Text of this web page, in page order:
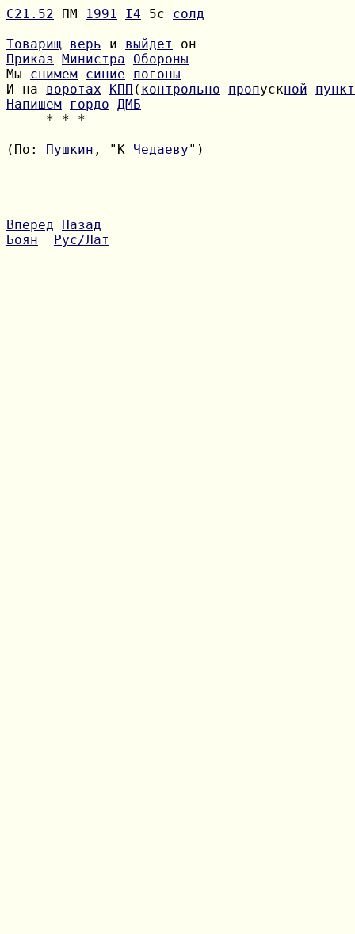
С21.52 ПМ 1991 I4 5с солд
Товарищ верь и выйдет
Приказ Министра
Обороны
Мы снимем синие
погоны
И на воротах КПП ( контрольно- пропускной
пункт
Напишем
гордо ДМБ
     * * *
(По: Пушкин , "К Чедаеву")
Вперед
Назад
Боян
Рус/Лат